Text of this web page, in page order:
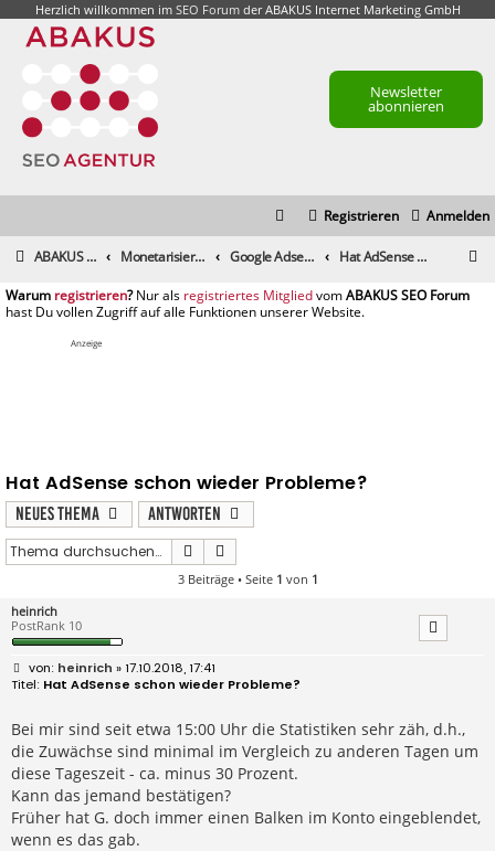
Herzlich willkommen im SEO Forumder ABAKUS Internet Marketing GmbH
Newsletter
abonnieren
Anmelden
Registrieren
ABAKUS Foren-Übersicht Monetarisierung & Controlling Google Adsense Hat AdSense schon wieder Probleme?
registrieren registriertes Mitglied
Anzeige
Hat AdSense schon wieder Probleme?
Neues Thema
Antworten
Suche
3 Beiträge • Seite 1 von 1
heinrich
PostRank 10
B
e
i
r
a
g
heinrich » 17.10.2018, 17:41
Hat AdSense schon wieder Probleme?
Bei mir sind seit etwa 15:00 Uhr die Statistiken sehr zäh, d.h.,
die Zuwächse sind minimal im Vergleich zu anderen Tagen um
diese Tageszeit - ca. minus 30 Prozent.
Kann das jemand bestätigen?
Früher hat G. doch immer einen Balken im Konto eingeblendet,
wenn es das gab.